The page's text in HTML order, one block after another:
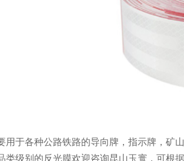
用于各种公路铁路的导向牌，指示牌，矿
类级别的反光膜欢迎咨询昆山玉寰，可根